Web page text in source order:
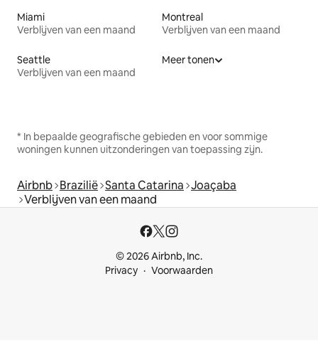
Miami
Verblijven van een maand
Montreal
Verblijven van een maand
Seattle
Verblijven van een maand
Meer tonen
* In bepaalde geografische gebieden en voor sommige
woningen kunnen uitzonderingen van toepassing zijn.
Airbnb Brazilië Santa Catarina Joaçaba
Verblijven van een maand
© 2026 Airbnb, Inc.
Privacy
Voorwaarden